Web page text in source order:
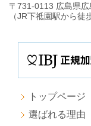
〒731-0113 広島県
（JR下祗園駅から徒
トップページ
選ばれる理由